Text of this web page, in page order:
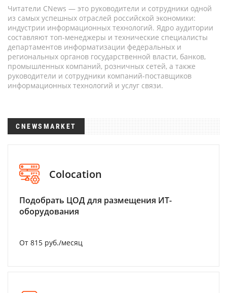
Читатели CNews — это руководители и сотрудники одной
из самых успешных отраслей российской экономики:
индустрии информационных технологий. Ядро аудитории
составляют топ-менеджеры и технические специалисты
департаментов информатизации федеральных и
региональных органов государственной власти, банков,
промышленных компаний, розничных сетей, а также
руководители и сотрудники компаний-поставщиков
информационных технологий и услуг связи.
CNEWSMARKET
Colocation
Подобрать ЦОД для размещения ИТ-
оборудования
От 815 руб./месяц